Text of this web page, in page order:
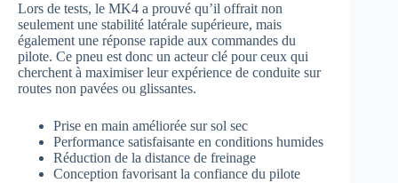
Lors de tests, le MK4 a prouvé qu’il offrait non
seulement une stabilité latérale supérieure, mais
également une réponse rapide aux commandes du
pilote. Ce pneu est donc un acteur clé pour ceux qui
cherchent à maximiser leur expérience de conduite sur
routes non pavées ou glissantes.
Prise en main améliorée sur sol sec
Performance satisfaisante en conditions humides
Réduction de la distance de freinage
Conception favorisant la confiance du pilote